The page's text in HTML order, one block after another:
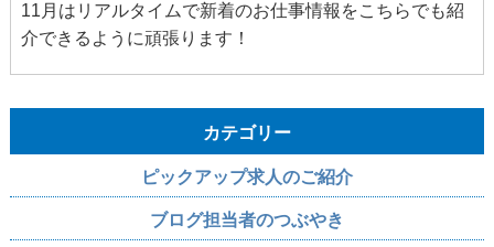
11月はリアルタイムで新着のお仕事情報をこちらでも紹
介できるように頑張ります！
カテゴリー
ピックアップ求人のご紹介
ブログ担当者のつぶやき